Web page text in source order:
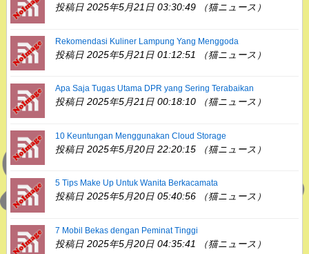
投稿日 2025年5月21日 03:30:49 （猫ニュース）
Rekomendasi Kuliner Lampung Yang Menggoda
投稿日 2025年5月21日 01:12:51 （猫ニュース）
Apa Saja Tugas Utama DPR yang Sering Terabaikan
投稿日 2025年5月21日 00:18:10 （猫ニュース）
10 Keuntungan Menggunakan Cloud Storage
投稿日 2025年5月20日 22:20:15 （猫ニュース）
5 Tips Make Up Untuk Wanita Berkacamata
投稿日 2025年5月20日 05:40:56 （猫ニュース）
7 Mobil Bekas dengan Peminat Tinggi
投稿日 2025年5月20日 04:35:41 （猫ニュース）